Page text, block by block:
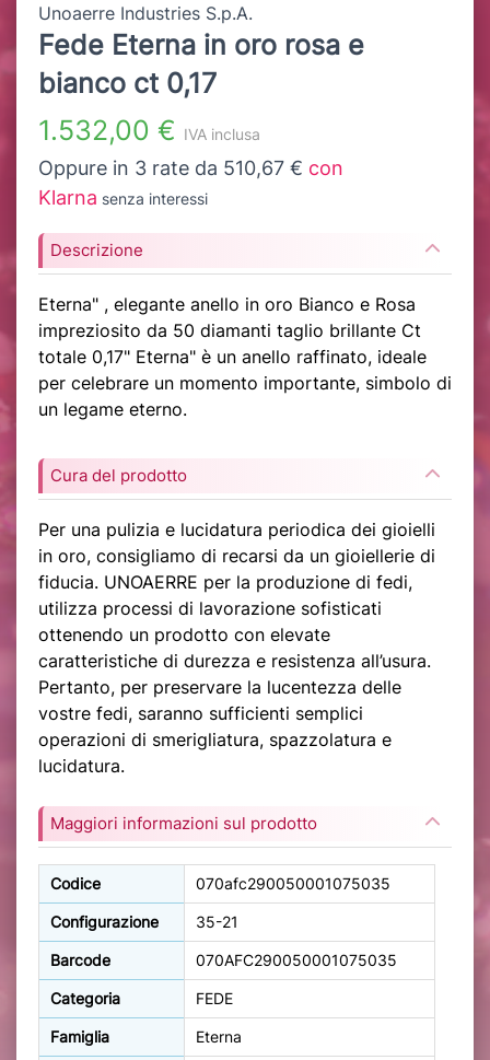
Unoaerre Industries S.p.A.
Fede Eterna in oro rosa e
bianco ct 0,17
1.532,00 € IVA inclusa
Oppure in 3 rate da 510,67 € con
Klarna senza interessi
Descrizione
Eterna" , elegante anello in oro Bianco e Rosa
impreziosito da 50 diamanti taglio brillante Ct
totale 0,17" Eterna" è un anello raffinato, ideale
per celebrare un momento importante, simbolo di
un legame eterno.
Cura del prodotto
Per una pulizia e lucidatura periodica dei gioielli
in oro, consigliamo di recarsi da un gioiellerie di
fiducia. UNOAERRE per la produzione di fedi,
utilizza processi di lavorazione sofisticati
ottenendo un prodotto con elevate
caratteristiche di durezza e resistenza all’usura.
Pertanto, per preservare la lucentezza delle
vostre fedi, saranno sufficienti semplici
operazioni di smerigliatura, spazzolatura e
lucidatura.
Maggiori informazioni sul prodotto
Codice 070afc290050001075035
Configurazione 35-21
Barcode 070AFC290050001075035
Categoria FEDE
Famiglia Eterna